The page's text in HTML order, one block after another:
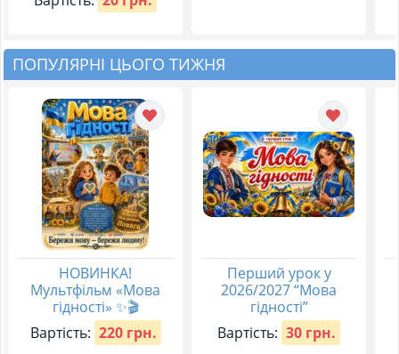
ПОПУЛЯРНІ ЦЬОГО ТИЖНЯ
НОВИНКА!
Мультфільм «Мова
гідності» ✨🎬
Вартість: 220 грн.
Перший урок у
2026/2027 “Мова
гідності”
Вартість: 30 грн.